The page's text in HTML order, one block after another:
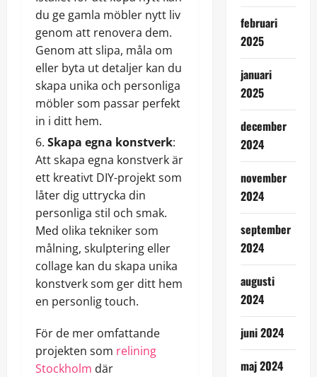
du ge gamla möbler nytt liv
genom att renovera dem.
Genom att slipa, måla om
eller byta ut detaljer kan du
skapa unika och personliga
möbler som passar perfekt
in i ditt hem.
Skapa egna konstverk:
Att skapa egna konstverk är
ett kreativt DIY-projekt som
låter dig uttrycka din
personliga stil och smak.
Med olika tekniker som
målning, skulptering eller
collage kan du skapa unika
konstverk som ger ditt hem
en personlig touch.
För de mer omfattande
projekten som relining
Stockholm där
februari
2025
januari
2025
december
2024
november
2024
september
2024
augusti
2024
juni 2024
maj 2024